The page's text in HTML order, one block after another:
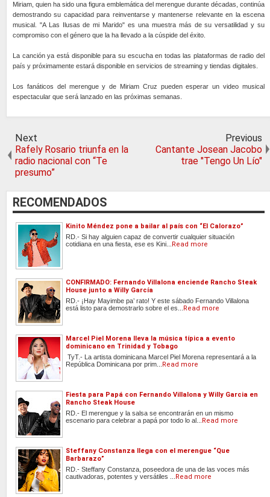
Miriam, quien ha sido una figura emblemática del merengue durante décadas, continúa
demostrando su capacidad para reinventarse y mantenerse relevante en la escena
musical. "A Las Ilusas de mi Marido" es una muestra más de su versatilidad y su
compromiso con el género que la ha llevado a la cúspide del éxito.
La canción ya está disponible para su escucha en todas las plataformas de radio del
país y próximamente estará disponible en servicios de streaming y tiendas digitales.
Los fanáticos del merengue y de Miriam Cruz pueden esperar un video musical
espectacular que será lanzado en las próximas semanas.
Next
Rafely Rosario triunfa en la
radio nacional con “Te
presumo”
Previous
Cantante Josean Jacobo
trae "Tengo Un Lío"
RECOMENDADOS
Kinito Méndez pone a bailar al país con “El Calorazo”
RD.- Si hay alguien capaz de convertir cualquier situación
cotidiana en una fiesta, ese es Kini... Read more
CONFIRMADO: Fernando Villalona enciende Rancho Steak
House junto a Willy García
RD.- ¡Hay Mayimbe pa’ rato! Y este sábado Fernando Villalona
está listo para demostrarlo sobre el es... Read more
Marcel Piel Morena lleva la música típica a evento
dominicano en Trinidad y Tobago
TyT.- La artista dominicana Marcel Piel Morena representará a la
República Dominicana por prim... Read more
Fiesta para Papá con Fernando Villalona y Willy Garcia en
Rancho Steak House
RD.- El merengue y la salsa se encontrarán en un mismo
escenario para celebrar a papá por todo lo al... Read more
Steffany Constanza llega con el merengue “Que
Barbarazo”
RD.- Steffany Constanza, poseedora de una de las voces más
cautivadoras, potentes y versátiles ... Read more